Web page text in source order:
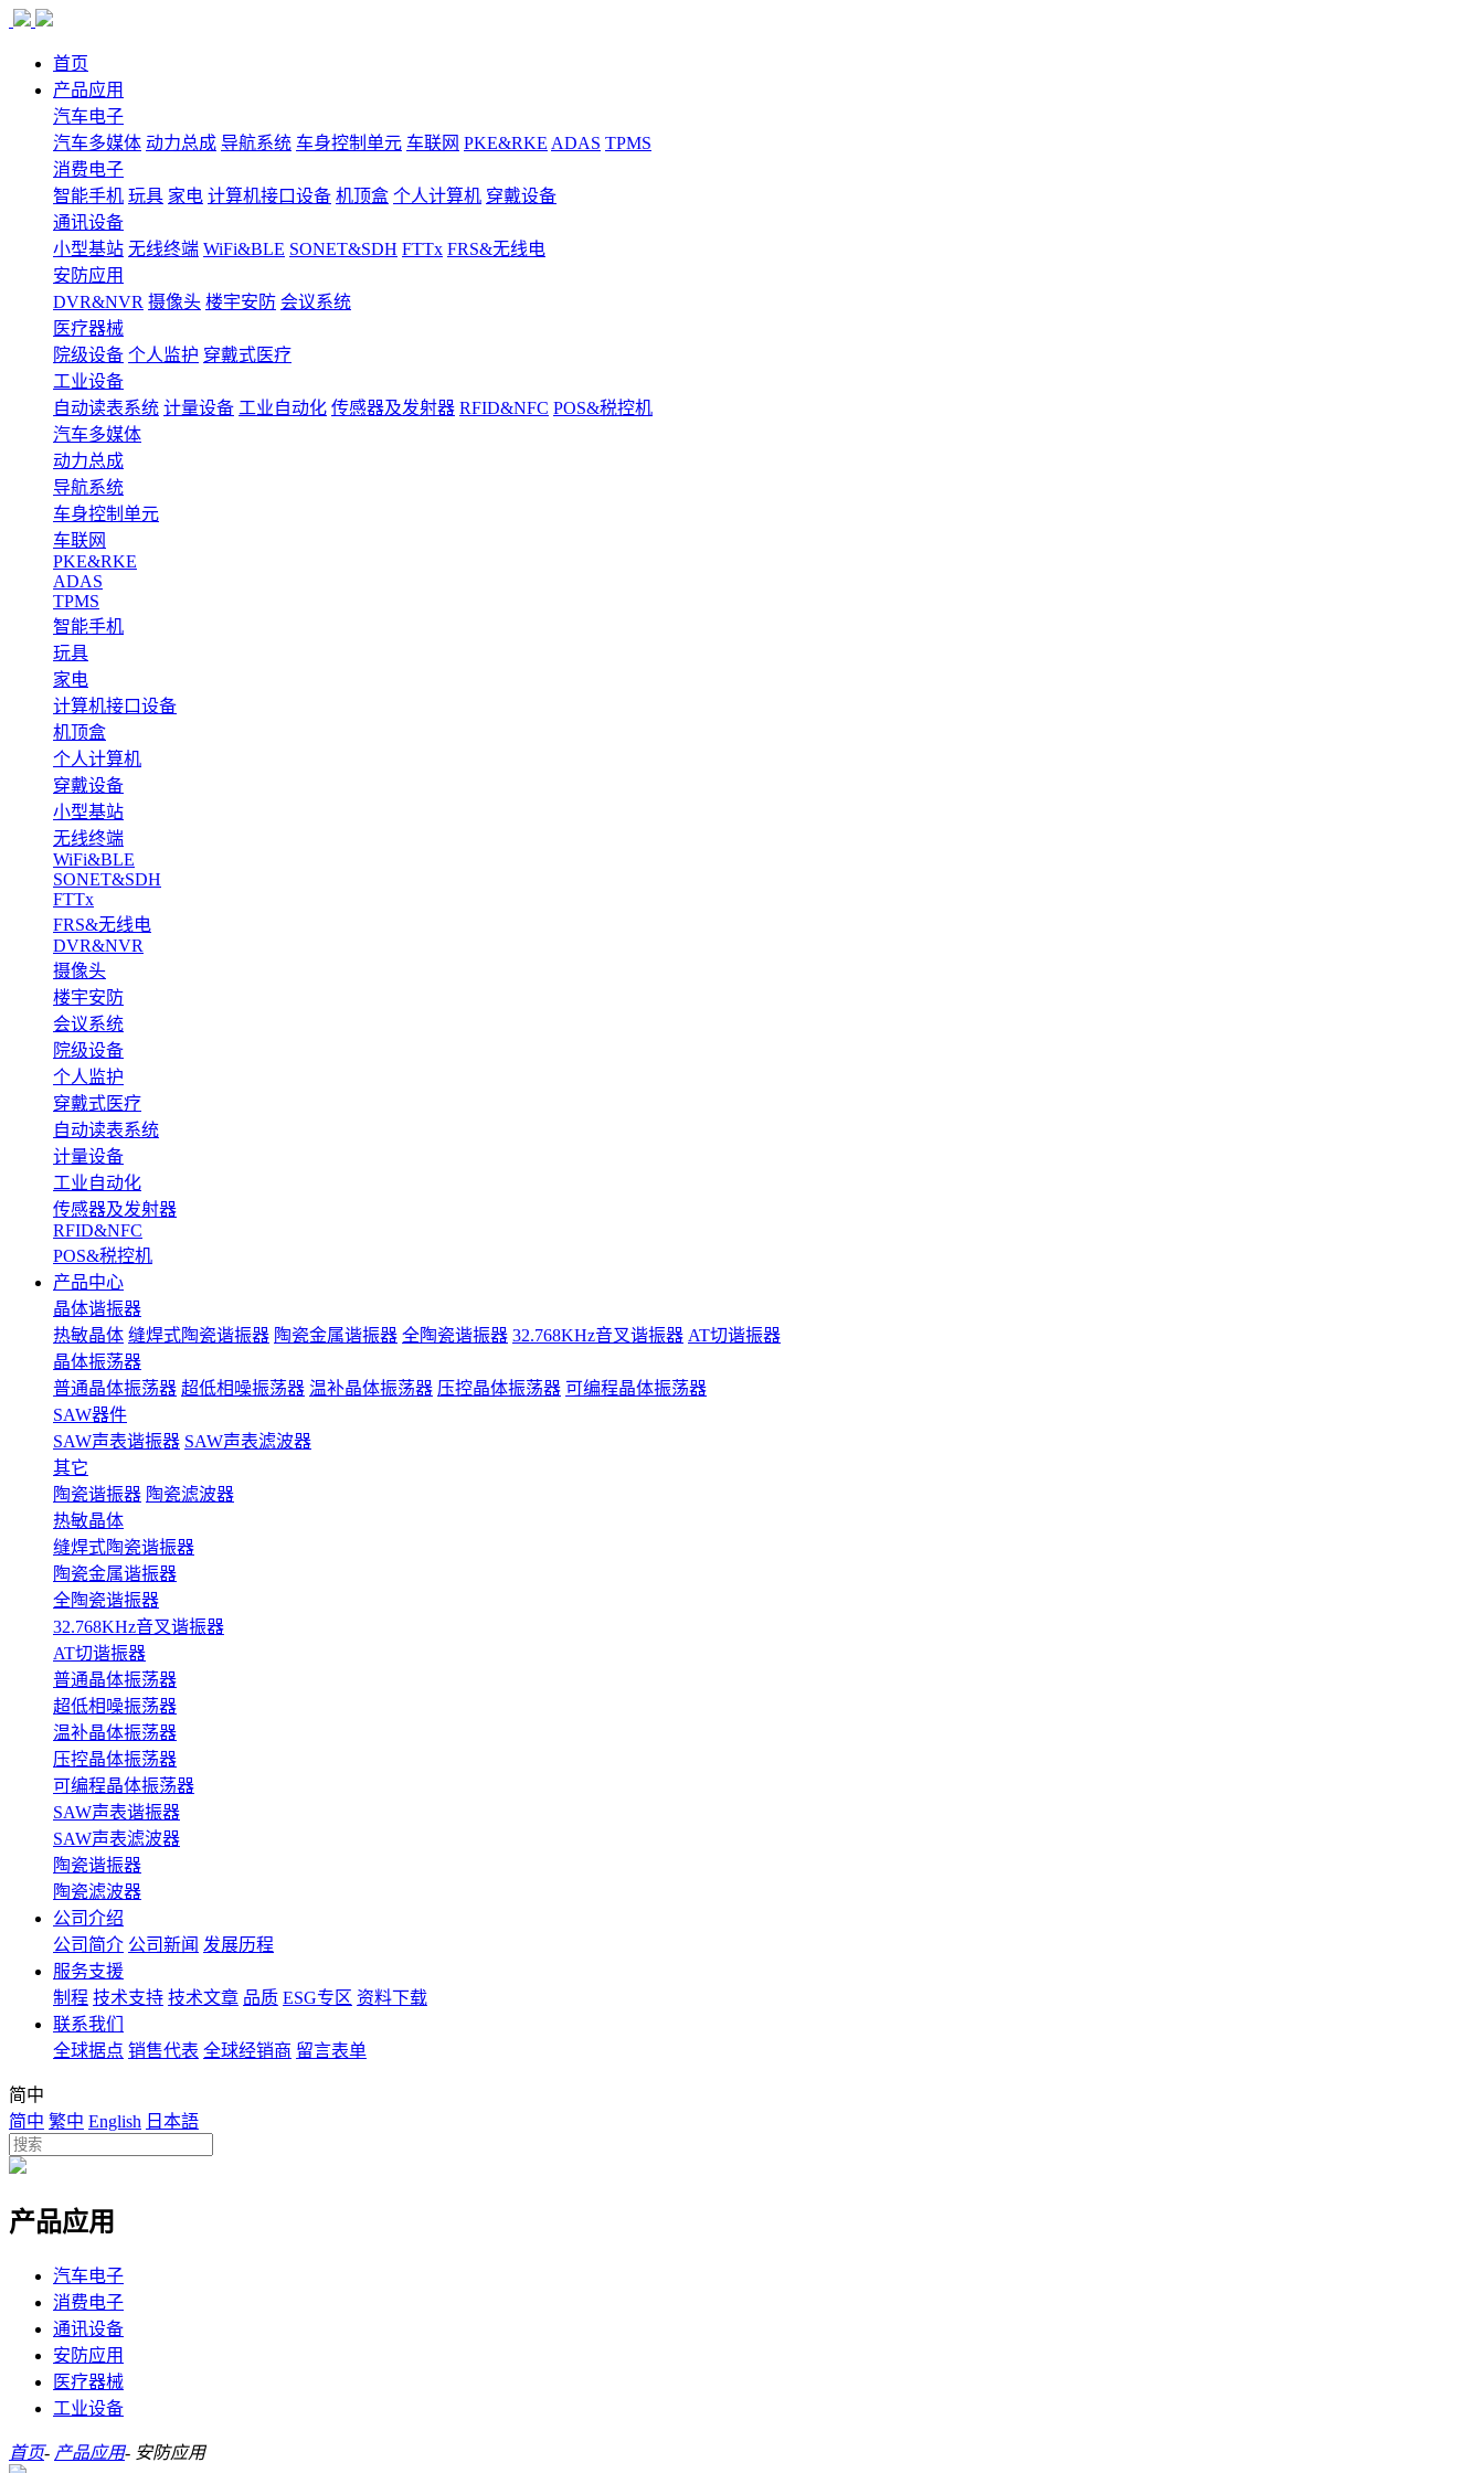
首页
产品应用
汽车电子
汽车多媒体 动力总成 导航系统 车身控制单元 车联网 PKE&RKE ADAS TPMS
消费电子
智能手机 玩具 家电 计算机接口设备 机顶盒 个人计算机 穿戴设备
通讯设备
小型基站 无线终端 WiFi&BLE SONET&SDH FTTx FRS&无线电
安防应用
DVR&NVR 摄像头 楼宇安防 会议系统
医疗器械
院级设备 个人监护 穿戴式医疗
工业设备
自动读表系统 计量设备 工业自动化 传感器及发射器 RFID&NFC POS&税控机
汽车多媒体
动力总成
导航系统
车身控制单元
车联网
PKE&RKE
ADAS
TPMS
智能手机
玩具
家电
计算机接口设备
机顶盒
个人计算机
穿戴设备
小型基站
无线终端
WiFi&BLE
SONET&SDH
FTTx
FRS&无线电
DVR&NVR
摄像头
楼宇安防
会议系统
院级设备
个人监护
穿戴式医疗
自动读表系统
计量设备
工业自动化
传感器及发射器
RFID&NFC
POS&税控机
产品中心
晶体谐振器
热敏晶体 缝焊式陶瓷谐振器 陶瓷金属谐振器 全陶瓷谐振器 32.768KHz音叉谐振器 AT切谐振器
晶体振荡器
普通晶体振荡器 超低相噪振荡器 温补晶体振荡器 压控晶体振荡器 可编程晶体振荡器
SAW器件
SAW声表谐振器 SAW声表滤波器
其它
陶瓷谐振器 陶瓷滤波器
热敏晶体
缝焊式陶瓷谐振器
陶瓷金属谐振器
全陶瓷谐振器
32.768KHz音叉谐振器
AT切谐振器
普通晶体振荡器
超低相噪振荡器
温补晶体振荡器
压控晶体振荡器
可编程晶体振荡器
SAW声表谐振器
SAW声表滤波器
陶瓷谐振器
陶瓷滤波器
公司介绍
公司简介 公司新闻 发展历程
服务支援
制程 技术支持 技术文章 品质 ESG专区 资料下载
联系我们
全球据点 销售代表 全球经销商 留言表单
简中
简中 繁中 English 日本語
产品应用
汽车电子
消费电子
通讯设备
安防应用
医疗器械
工业设备
首页- 产品应用- 安防应用